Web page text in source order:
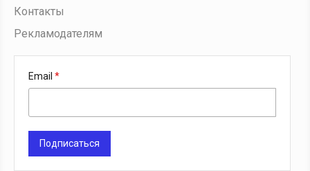
Контакты
Рекламодателям
Email
Подписаться